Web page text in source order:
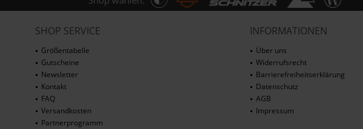
SHOP SERVICE
Größentabelle
Gutscheine
Newsletter
Kontakt
FAQ
Versandkosten
Partnerprogramm
INFORMATIONEN
Über uns
Widerrufsrecht
Barrierefreiheitserklärung
Datenschutz
AGB
Impressum